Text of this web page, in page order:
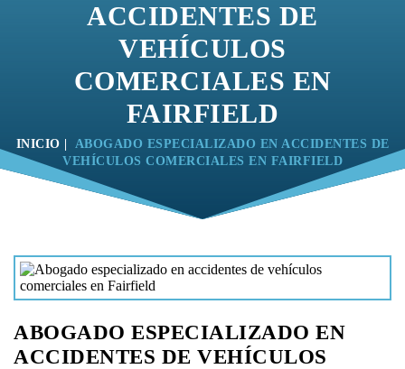
ACCIDENTES DE
VEHÍCULOS
COMERCIALES EN
FAIRFIELD
INICIO
ABOGADO ESPECIALIZADO EN ACCIDENTES DE
VEHÍCULOS COMERCIALES EN FAIRFIELD
ABOGADO ESPECIALIZADO EN
ACCIDENTES DE VEHÍCULOS